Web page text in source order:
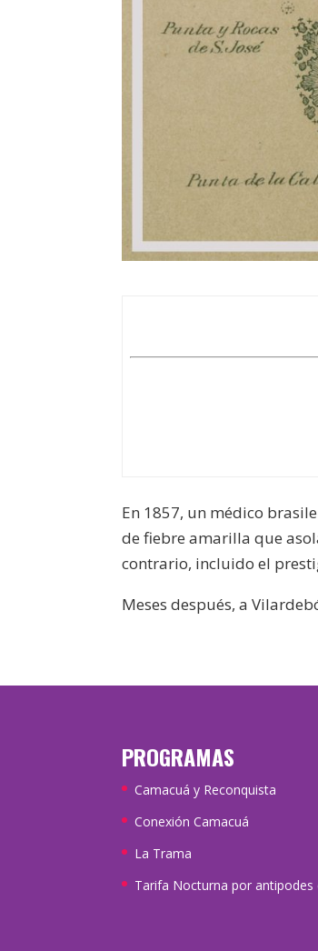
En 1857, un médico
de fiebre amarilla que
contrario, incluido el
Meses después, a
PROGRAMAS
Camacuá y Reconquista
Conexión Camacuá
La Trama
Tarifa Nocturna por antipodes